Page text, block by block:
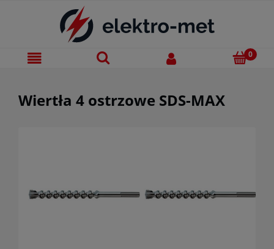
Wiertła 4 ostrzowe SDS-MAX